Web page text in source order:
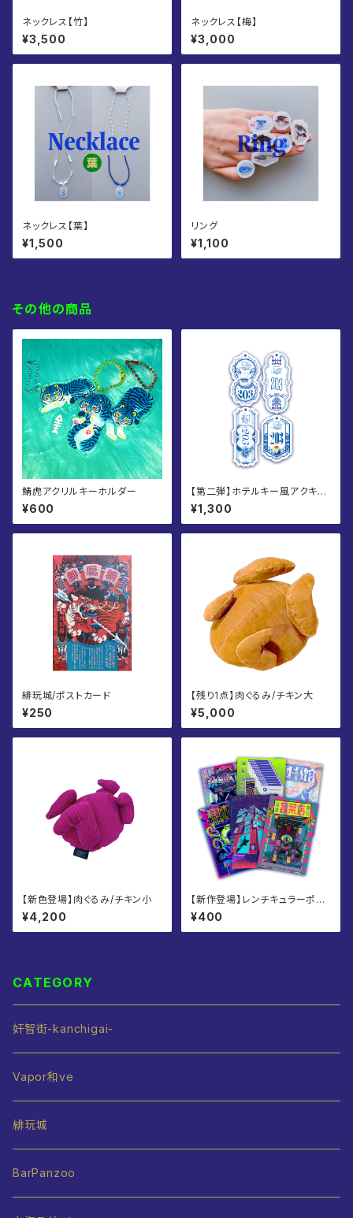
ネックレス【竹】
¥3,500
ネックレス【梅】
¥3,000
ネックレス【葉】
¥1,500
リング
¥1,100
その他の商品
鯖虎アクリルキーホルダー
¥600
【第二弾】ホテルキー風アクキ
ー 全4種
¥1,300
緋玩城/ポストカード
¥250
【残り1点】肉ぐるみ/チキン大
¥5,000
【新色登場】肉ぐるみ/チキン小
¥4,200
【新作登場】レンチキュラーポス
トカード 全6種
¥400
CATEGORY
奸智街-kanchigai-
Vapor和ve
緋玩城
BarPanzoo